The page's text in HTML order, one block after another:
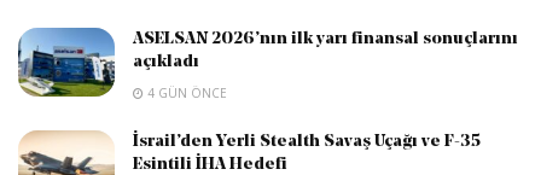
ASELSAN 2026’nın ilk yarı finansal sonuçlarını
açıkladı
4 GÜN ÖNCE
İsrail’den Yerli Stealth Savaş Uçağı ve F-35
Esintili İHA Hedefi